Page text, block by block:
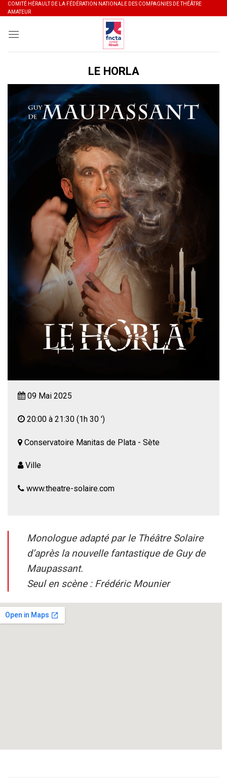
Skip
to
content
COMITÉ HÉRAULT DE LA FÉDÉRATION NATIONALE DES COMPAGNIES DE THÉÂTRE
AMATEUR
LE HORLA
09 Mai 2025
20:00 à 21:30 (1h 30 ')
Conservatoire Manitas de Plata - Sète
Ville
www.theatre-solaire.com
Monologue adapté par le Théâtre Solaire
d’après la nouvelle fantastique de Guy de
Maupassant.
Seul en scène : Frédéric Mounier
« Dans son journal intime, un homme note au fil des jours
l’apparition de phénomènes étranges et inexplicables chez